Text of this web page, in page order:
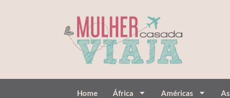
Home África Américas